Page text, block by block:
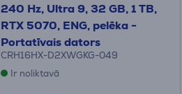
240 Hz, Ultra 9, 32 GB, 1 TB,
RTX 5070, ENG, pelēka -
Portatīvais dators
CRH16HX-D2XWGKG-049
Ir noliktavā